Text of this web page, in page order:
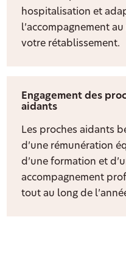
hospitalisation et
l’accompagnement
votre rétablissement.
Engagement des
aidants
Les proches aidants
d’une rémunération
d’une formation et
accompagnement
tout au long de